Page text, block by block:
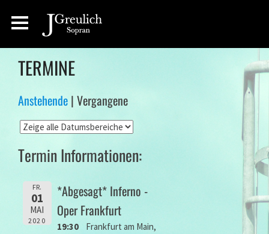
TERMINE
Anstehende | Vergangene
Termin Informationen:
FR.
01
MAI
2020
*Abgesagt* Inferno -
Oper Frankfurt
19:30
Frankfurt am Main,